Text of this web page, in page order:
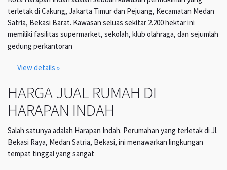
terletak di Cakung, Jakarta Timur dan Pejuang, Kecamatan Medan
Satria, Bekasi Barat. Kawasan seluas sekitar 2.200 hektar ini
memiliki fasilitas supermarket, sekolah, klub olahraga, dan sejumlah
gedung perkantoran
View details »
HARGA JUAL RUMAH DI
HARAPAN INDAH
Salah satunya adalah Harapan Indah. Perumahan yang terletak di Jl.
Bekasi Raya, Medan Satria, Bekasi, ini menawarkan lingkungan
tempat tinggal yang sangat